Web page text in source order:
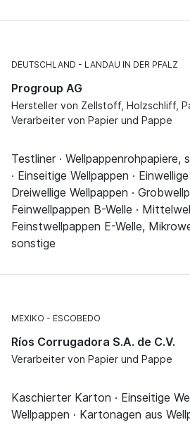
DEUTSCHLAND LANDAU IN DER PFALZ
Progroup AG
Hersteller von Zellstoff, Holzschliff,
Verarbeiter von Papier und Pappe
Testliner ·
· Einseitige Wellpappen ·
Dreiwellige Wellpappen ·
Feinwellpappen B-Welle ·
Feinstwellpappen E-Welle,
sonstige
MEXIKO ESCOBEDO
Ríos Corrugadora S.A. de C.V.
Verarbeiter von Papier und Pappe
Kaschierter Karton · Einseitige
Wellpappen · Kartonagen aus